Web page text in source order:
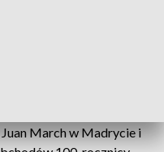
March w Madrycie i